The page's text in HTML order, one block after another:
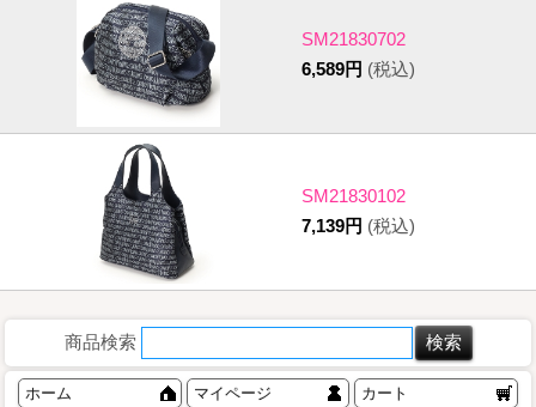
SM21830702
6,589円 (税込)
SM21830102
7,139円 (税込)
商品検索
ホーム マイページ カート